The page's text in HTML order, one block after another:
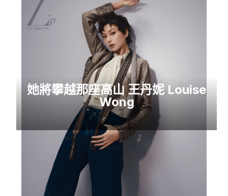
她將攀越那座高山 王丹妮 Louise
Wong